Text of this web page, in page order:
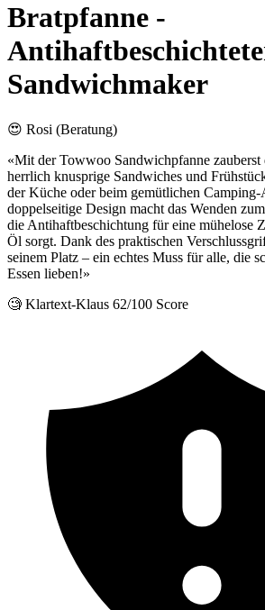
Bratpfanne -
Sandwichmaker
😍 Rosi (Beratung)
«Mit der Towwoo Sandwichpfanne zauberst
herrlich knusprige Sandwiches und
der Küche oder beim gemütlichen
doppelseitige Design macht das Wenden
die Antihaftbeschichtung für eine mühelose
Öl sorgt. Dank des praktischen
seinem Platz – ein echtes Muss für alle, die
Essen lieben!»
🧐 Klartext-Klaus 62/100 Score